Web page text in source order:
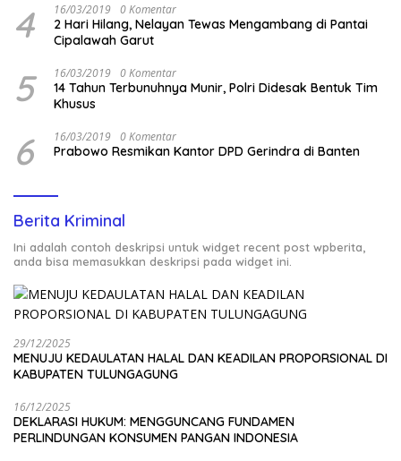
4 16/03/2019 0 Komentar
2 Hari Hilang, Nelayan Tewas Mengambang di Pantai
Cipalawah Garut
5 16/03/2019 0 Komentar
14 Tahun Terbunuhnya Munir, Polri Didesak Bentuk Tim
Khusus
6 16/03/2019 0 Komentar
Prabowo Resmikan Kantor DPD Gerindra di Banten
Berita Kriminal
Ini adalah contoh deskripsi untuk widget recent post wpberita,
anda bisa memasukkan deskripsi pada widget ini.
29/12/2025
MENUJU KEDAULATAN HALAL DAN KEADILAN PROPORSIONAL DI
KABUPATEN TULUNGAGUNG
16/12/2025
DEKLARASI HUKUM: MENGGUNCANG FUNDAMEN
PERLINDUNGAN KONSUMEN PANGAN INDONESIA